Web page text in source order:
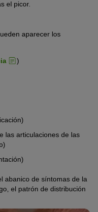
el picor.
aparecer los
)
las articulaciones de las
abanico de síntomas de la
el patrón de distribución